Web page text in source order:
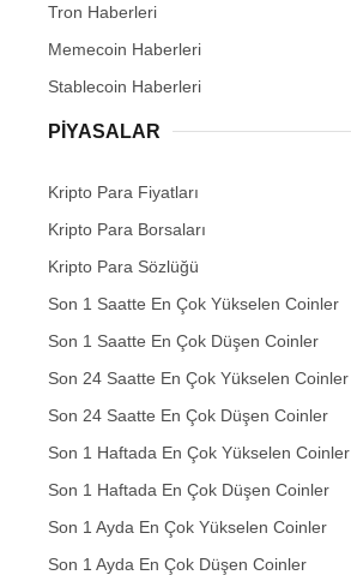
Tron Haberleri
Memecoin Haberleri
Stablecoin Haberleri
PIYASALAR
Kripto Para Fiyatları
Kripto Para Borsaları
Kripto Para Sözlüğü
Son 1 Saatte En Çok Yükselen Coinler
Son 1 Saatte En Çok Düşen Coinler
Son 24 Saatte En Çok Yükselen Coinler
Son 24 Saatte En Çok Düşen Coinler
Son 1 Haftada En Çok Yükselen Coinler
Son 1 Haftada En Çok Düşen Coinler
Son 1 Ayda En Çok Yükselen Coinler
Son 1 Ayda En Çok Düşen Coinler